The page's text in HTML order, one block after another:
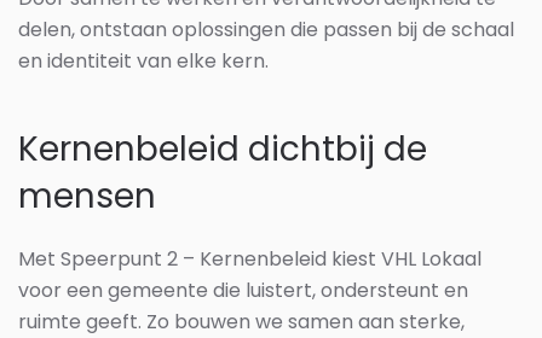
delen, ontstaan oplossingen die passen bij de schaal
en identiteit van elke kern.
Kernenbeleid dichtbij de
mensen
Met Speerpunt 2 – Kernenbeleid kiest VHL Lokaal
voor een gemeente die luistert, ondersteunt en
ruimte geeft. Zo bouwen we samen aan sterke,